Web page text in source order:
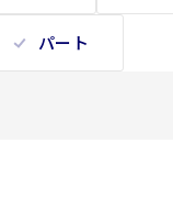
パート